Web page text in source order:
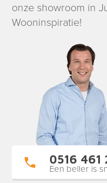
onze showroom in
Wooninspiratie!
0516 461
Een beller is